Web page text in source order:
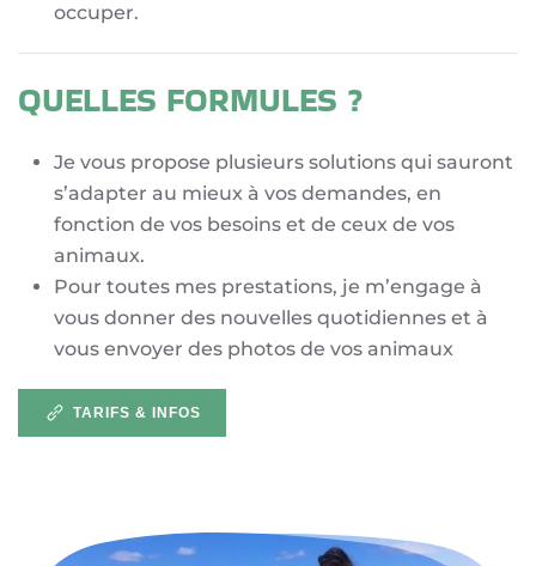
occuper.
QUELLES FORMULES ?
Je vous propose plusieurs solutions qui sauront
s’adapter au mieux à vos demandes, en
fonction de vos besoins et de ceux de vos
animaux.
Pour toutes mes prestations, je m’engage à
vous donner des nouvelles quotidiennes et à
vous envoyer des photos de vos animaux
TARIFS & INFOS